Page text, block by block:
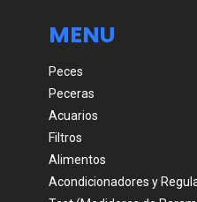
MENU
Peces
Peceras
Acuarios
Filtros
Alimentos
Acondicionadores y